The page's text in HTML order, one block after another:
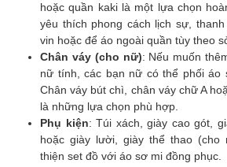
hoặc quần kaki là một lựa chọn
yêu thích phong cách lịch sự,
vin hoặc để áo ngoài quần tùy theo
Chân váy (cho nữ): Nếu muốn
nữ tính, các bạn nữ có thể phối áo
Chân váy bút chì, chân váy chữ A
là những lựa chọn phù hợp.
Phụ kiện: Túi xách, giày cao gót,
hoặc giày lười, giày thể thao (cho
thiện set đồ với áo sơ mi đồng phục.